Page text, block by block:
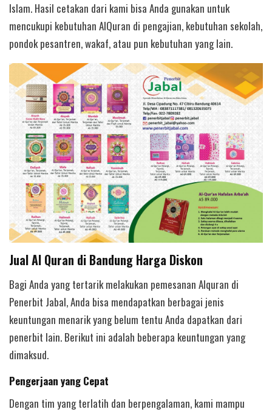
Islam. Hasil cetakan dari kami bisa Anda gunakan untuk
mencukupi kebutuhan AlQuran di pengajian, kebutuhan sekolah,
pondok pesantren, wakaf, atau pun kebutuhan yang lain.
Jual Al Quran di Bandung Harga Diskon
Bagi Anda yang tertarik melakukan pemesanan Alquran di
Penerbit Jabal, Anda bisa mendapatkan berbagai jenis
keuntungan menarik yang belum tentu Anda dapatkan dari
penerbit lain. Berikut ini adalah beberapa keuntungan yang
dimaksud.
Pengerjaan yang Cepat
Dengan tim yang terlatih dan berpengalaman, kami mampu